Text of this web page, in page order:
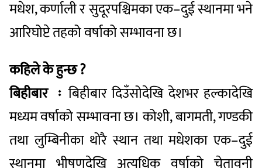
मधेश, कर्णाली र सुदूरपश्चिमका एक–दुई स्थानमा भने
आरिघोप्टे तहको वर्षाको सम्भावना छ।
कहिले के हुन्छ ?
बिहीबार ः बिहीबार दिउँसोदेखि देशभर हल्कादेखि
मध्यम वर्षाको सम्भावना छ। कोशी, बागमती, गण्डकी
तथा लुम्बिनीका थोरै स्थान तथा मधेशका एक–दुई